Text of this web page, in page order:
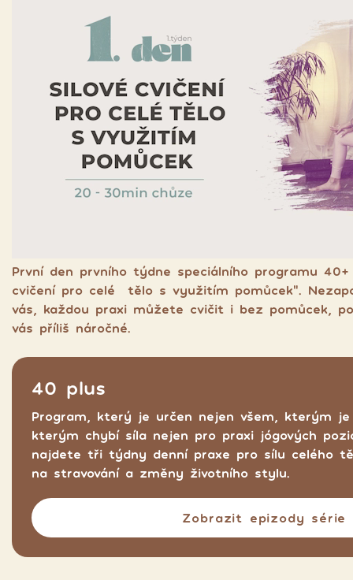
První den prvního týdne speciálního programu
cvičení pro celé tělo s využitím pomůcek".
vás, každou praxi můžete cvičit i bez pomůcek,
vás příliš náročné.
40 plus
Program, který je určen nejen všem, kterým
kterým chybí síla nejen pro praxi jógových
najdete tři týdny denní praxe pro sílu celého
na stravování a změny životního stylu.
Zobrazit epizody série